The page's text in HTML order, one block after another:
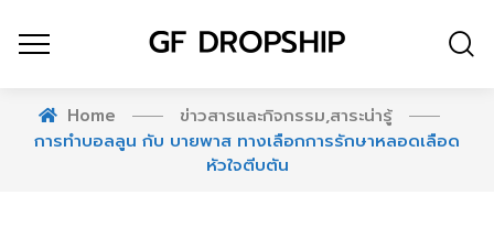
Home ข่าวสารและกิจกรรม,สาระน่ารู้
การทำบอลลูน กับ บายพาส ทางเลือกการรักษาหลอดเลือด
หัวใจตีบตัน